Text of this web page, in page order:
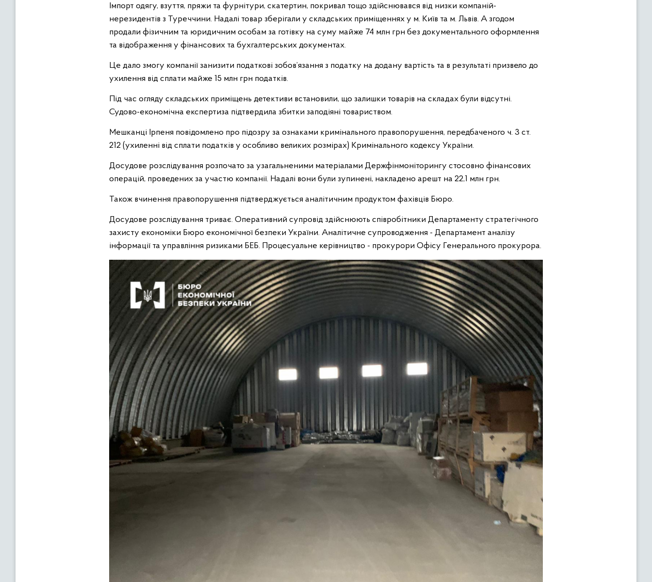
Імпорт одягу, взуття, пряжи та фурнітури, скатертин, покривал тощо здійснювався від низки компаній-
нерезидентів з Туреччини. Надалі товар зберігали у складських приміщеннях у м. Київ та м. Львів. А згодом
продали фізичним та юридичним особам за готівку на суму майже 74 млн грн без документального оформлення
та відображення у фінансових та бухгалтерських документах.
Це дало змогу компанії занизити податкові зобов’язання з податку на додану вартість та в результаті призвело до
ухилення від сплати майже 15 млн грн податків.
Під час огляду складських приміщень детективи встановили, що залишки товарів на складах були відсутні.
Судово-економічна експертиза підтвердила збитки заподіяні товариством.
Мешканці Ірпеня повідомлено про підозру за ознаками кримінального правопорушення, передбаченого ч. 3 ст.
212 (ухиленні від сплати податків у особливо великих розмірах) Кримінального кодексу України.
Досудове розслідування розпочато за узагальненими матеріалами Держфінмоніторингу стосовно фінансових
операцій, проведених за участю компанії. Надалі вони були зупинені, накладено арешт на 22,1 млн грн.
Також вчинення правопорушення підтверджується аналітичним продуктом фахівців Бюро.
Досудове розслідування триває. Оперативний супровід здійснюють співробітники Департаменту стратегічного
захисту економіки Бюро економічної безпеки України. Аналітичне супроводження - Департамент аналізу
інформації та управління ризиками БЕБ. Процесуальне керівництво - прокурори Офісу Генерального прокурора.